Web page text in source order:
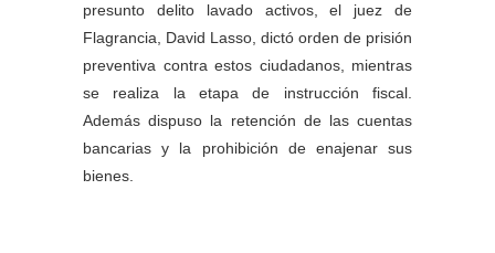
presunto delito lavado activos, el juez de
Flagrancia, David Lasso, dictó orden de prisión
preventiva contra estos ciudadanos, mientras
se realiza la etapa de instrucción fiscal.
Además dispuso la retención de las cuentas
bancarias y la prohibición de enajenar sus
bienes.